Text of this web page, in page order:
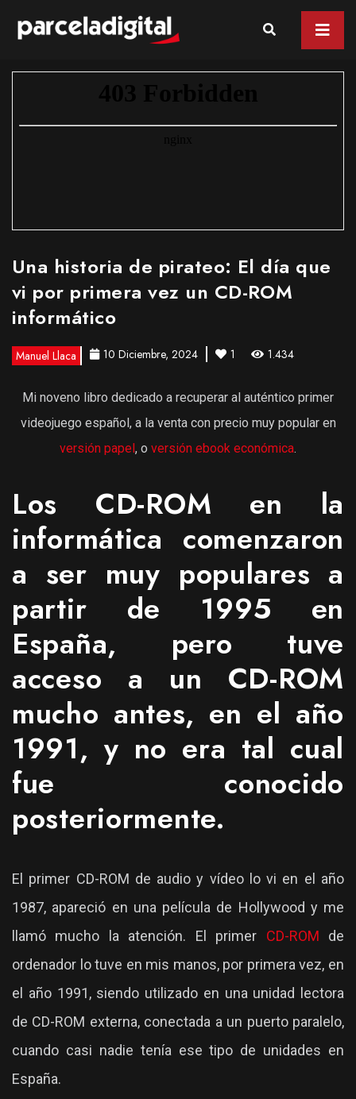
Una historia de pirateo: El día que
vi por primera vez un CD-ROM
informático
Manuel Llaca 10 Diciembre, 2024 1 1.434
Mi noveno libro dedicado a recuperar al auténtico primer
videojuego español, a la venta con precio muy popular en
versión papel, o versión ebook económica.
Los CD-ROM en la
informática comenzaron
a ser muy populares a
partir de 1995 en
España, pero tuve
acceso a un CD-ROM
mucho antes, en el año
1991, y no era tal cual
fue conocido
posteriormente.
El primer CD-ROM de audio y vídeo lo vi en el año
1987, apareció en una película de Hollywood y me
llamó mucho la atención. El primer CD-ROM de
ordenador lo tuve en mis manos, por primera vez, en
el año 1991, siendo utilizado en una unidad lectora
de CD-ROM externa, conectada a un puerto paralelo,
cuando casi nadie tenía ese tipo de unidades en
España.